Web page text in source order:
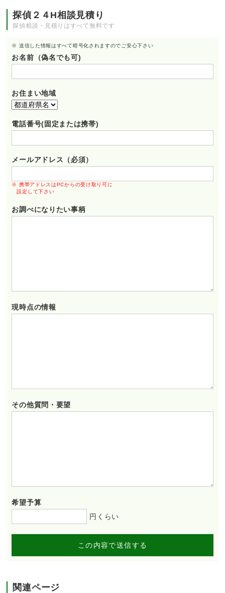
探偵２４H相談見積り
探偵相談・見積りはすべて無料です
※ 送信した情報はすべて暗号化されますのでご安心下さい
お名前（偽名でも可)
お住まい地域
電話番号(固定または携帯)
メールアドレス（必須）
※ 携帯アドレスはPCからの受け取り可に
設定して下さい
お調べになりたい事柄
現時点の情報
その他質問・要望
希望予算
円くらい
この内容で送信する
関連ページ